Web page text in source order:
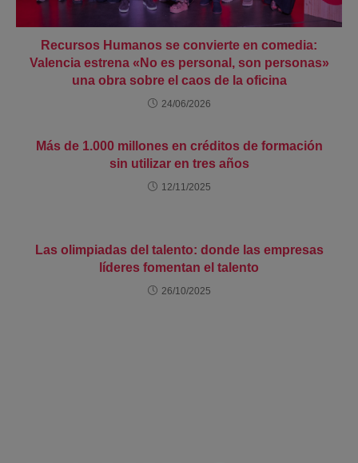
Recursos Humanos se convierte en comedia:
Valencia estrena «No es personal, son personas»
una obra sobre el caos de la oficina
24/06/2026
Más de 1.000 millones en créditos de formación
sin utilizar en tres años
12/11/2025
Las olimpiadas del talento: donde las empresas
líderes fomentan el talento
26/10/2025